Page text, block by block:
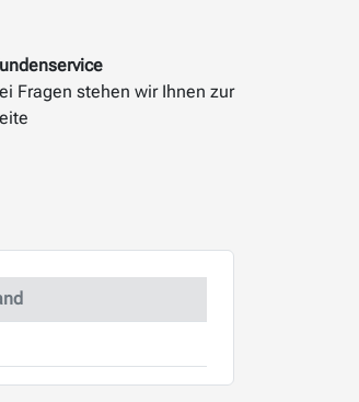
Fragen stehen wir Ihnen zur